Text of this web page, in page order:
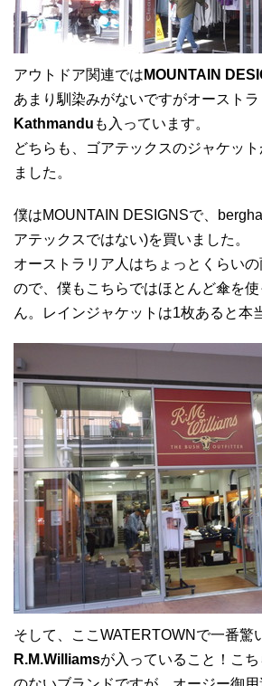
アウトドア関連では MOUNTAIN
あまり馴染みがないですがオースト
Kathmandu も入っています。
どちらも、ゴアテックスのジャケッ
ました。
僕はMOUNTAIN DESIGNSで、
アテックスではない)を買いました。
オーストラリア人はちょっとくらい
ので、僕もこちらではほとんど傘を
ん。レインジャケットは1枚あると本
そして、ここWATERTOWNで一番驚
R.M.Williamsが入っていること！こ